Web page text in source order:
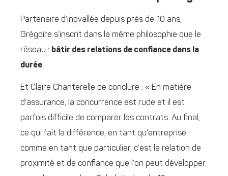
Partenaire d’inovallée depuis près de 10 ans,
Grégoire s’inscrit dans la même philosophie que le
réseau : bâtir des relations de confiance dans la
durée.
Et Claire Chanterelle de conclure : « En matière
d’assurance, la concurrence est rude et il est
parfois difficile de comparer les contrats. Au final,
ce qui fait la différence, en tant qu’entreprise
comme en tant que particulier, c’est la relation de
proximité et de confiance que l’on peut développer